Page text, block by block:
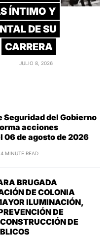
ÍNTIMO Y
DE SU
CARRERA
JULIO 8, 2026
Seguridad del Gobierno
acciones
06 de agosto de 2026
4 MINUTE READ
BRUGADA
DE COLONIA
ILUMINACIÓN,
DE
DE